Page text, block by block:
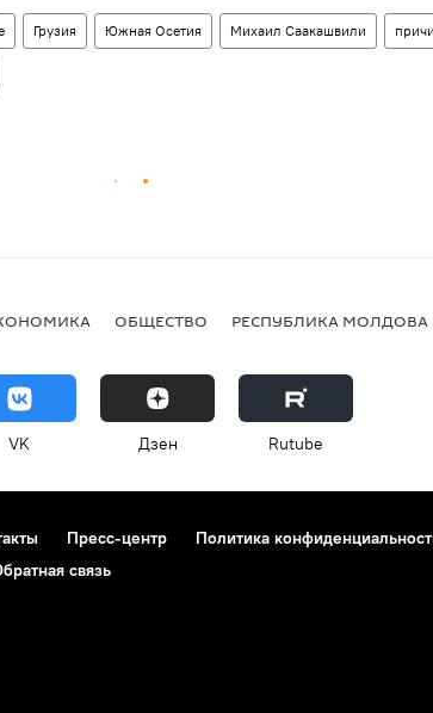
Грузия Южная Осетия Михаил Саакашвили
ОБЩЕСТВО РЕСПУБЛИКА МОЛДОВА
VK Дзен Rutube
Пресс-центр Политика
связь